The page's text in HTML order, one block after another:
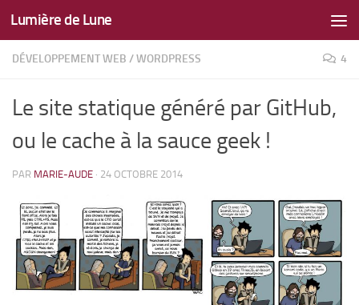
Skip to content
Lumière de Lune
DÉVELOPPEMENT WEB /WORDPRESS 4
Le site statique généré par GitHub,
ou le cache à la sauce geek !
PAR MARIE-AUDE · 24 OCTOBRE 2014